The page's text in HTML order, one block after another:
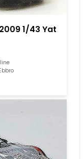
1/43 Yat